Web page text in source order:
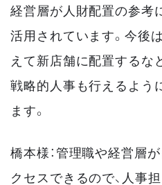
経営層が人財配置の参考
活用されています。今後
えて新店舗に配置するな
戦略的人事も行えるよう
ます。
橋本様：管理職や経営層
クセスできるので、人事